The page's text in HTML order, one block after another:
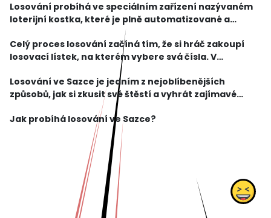
televize, rádio nebo noviny. Hráči mohou zkontrol
Losování probíhá ve speciálním zařízení nazývaném
loterijní kostka, které je plně automatizované a
zajišťuje spravedlivé a náhodné výsledky. Kostka
obsahuje míčky s čísly, která jsou poté losována. Pr
Celý proces losování začíná tím, že si hráč zakoupí
losovací lístek, na kterém vybere svá čísla. V
závislosti na vybrané loterijní hře si hráč zvolí počet
čísel a také jejich rozsah. Poté stačí jen př
Losování ve Sazce je jedním z nejoblíbenějších
způsobů, jak si zkusit své štěstí a vyhrát zajímavé
peněžní ceny. Sazka je největší česká společnost
provozující loterijní hry, a losování je základním p
Jak probíhá losování ve Sazce?